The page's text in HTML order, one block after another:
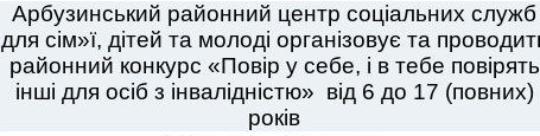
Арбузинський районний центр соціальних служб
для сім»ї, дітей та молоді організовує та
районний конкурс «Повір у себе, і в тебе повірять
інші для осіб з інвалідністю» від 6 до 17 (повних)
років